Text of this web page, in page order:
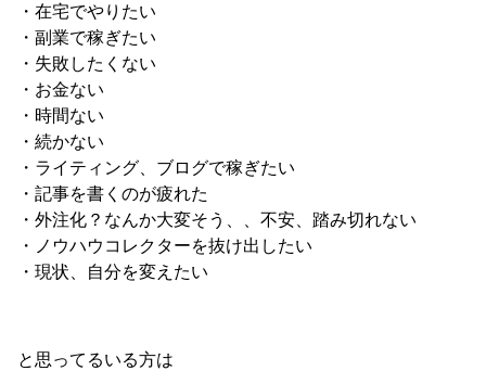
・在宅でやりたい
・副業で稼ぎたい
・失敗したくない
・お金ない
・時間ない
・続かない
・ライティング、ブログで稼ぎたい
・記事を書くのが疲れた
・外注化？なんか大変そう、、不安、踏み切れない
・ノウハウコレクターを抜け出したい
・現状、自分を変えたい
と思ってるいる方は